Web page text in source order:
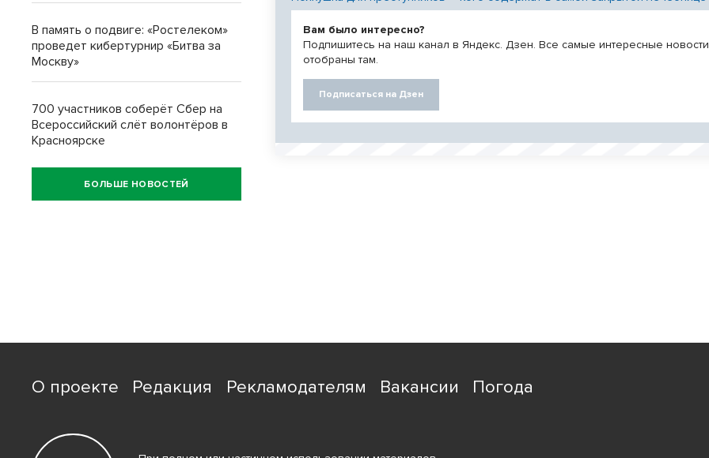
Вам было интересно?
Подпишитесь на наш канал в Яндекс. Дзен. Все самые интересные новости
отобраны там.
Подписаться на Дзен
В память о подвиге: «Ростелеком»
проведет кибертурнир «Битва за
Москву»
700 участников соберёт Сбер на
Всероссийский слёт волонтёров в
Красноярске
БОЛЬШЕ НОВОСТЕЙ
О проекте Редакция Рекламодателям Вакансии Погода